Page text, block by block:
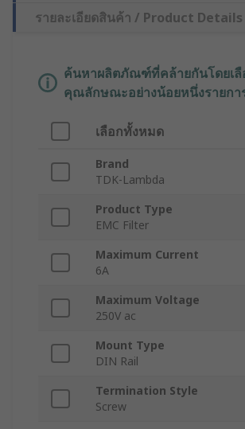
รายละเอียดสินค้า / Product Details
ค้นหาผลิตภัณฑ์ที่คล้ายกันโดยเลื
คุณลักษณะอย่างน้อยหนึ่งรายกา
เลือกทั้งหมด
Brand
TDK-Lambda
Product Type
EMC Filter
Maximum Current
6A
Maximum Voltage
250V ac
Mount Type
DIN Rail
Termination Style
Screw